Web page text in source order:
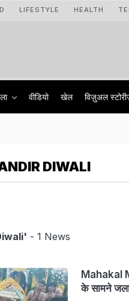
LIFESTYLE HEALTH
वीडियो खेल विज़ुअल
DIWALI
- 1 News
Mahakal
के सामने